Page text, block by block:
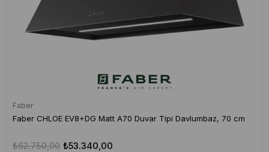
Faber
Faber CHLOE EV8+DG Matt A70 Duvar Tipi Davlumbaz, 70 cm
₺53.340,00
₺62.750,00